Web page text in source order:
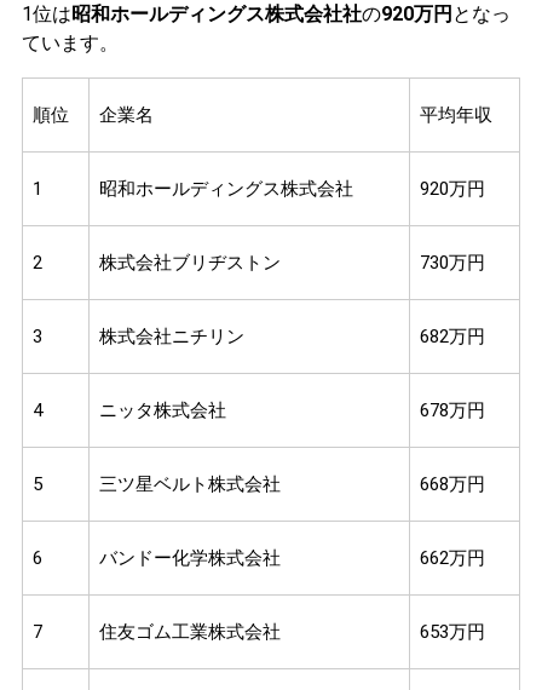
1位は昭和ホールディングス株式会社社の920万円 となっ
ています。
順位 企業名 平均年収
1 昭和ホールディングス株式会社 920万円
2 株式会社ブリヂストン 730万円
3 株式会社ニチリン 682万円
4 ニッタ株式会社 678万円
5 三ツ星ベルト株式会社 668万円
6 バンドー化学株式会社 662万円
7 住友ゴム工業株式会社 653万円